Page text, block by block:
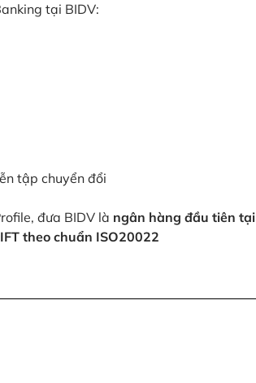
tại BIDV:
tập chuyển đổi
đưa BIDV là ngân hàng đầu tiên tại
theo chuẩn ISO20022